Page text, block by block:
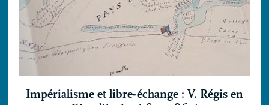
Impérialisme et libre-échange : V. Régis en